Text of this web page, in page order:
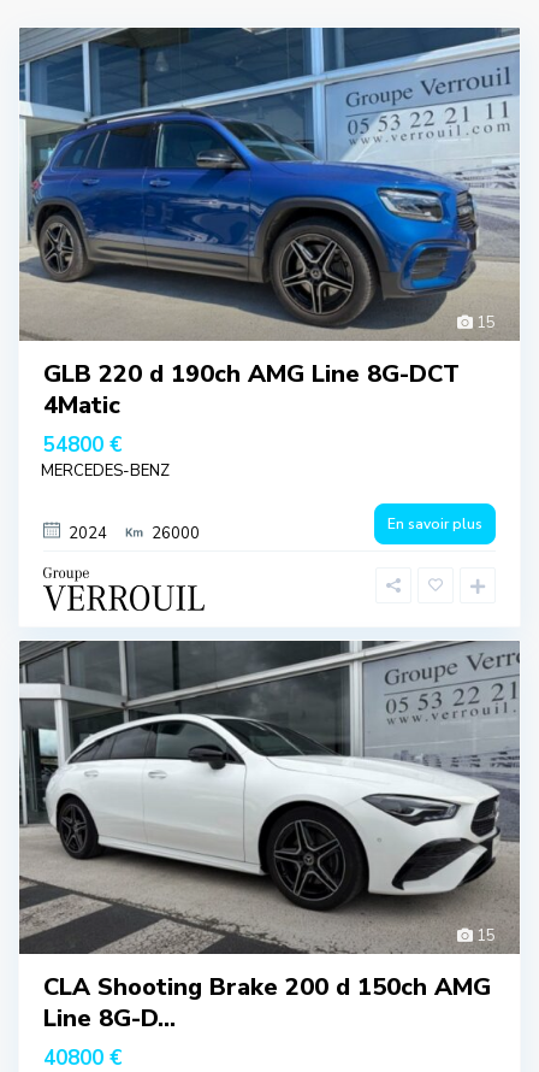
15
GLB 220 d 190ch AMG Line 8G-DCT
4Matic
54800 €
MERCEDES-BENZ
2024 26000 En savoir plus
15
CLA Shooting Brake 200 d 150ch AMG
Line 8G-D...
40800 €